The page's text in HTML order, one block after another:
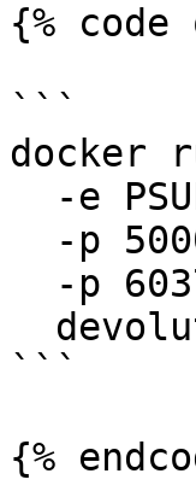
{%
```
docker
```
{%